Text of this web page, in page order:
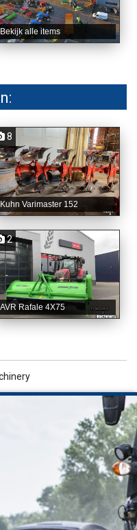
Bekijk alle items
8
Kuhn Varimaster 152
2
AVR Rafale 4X75